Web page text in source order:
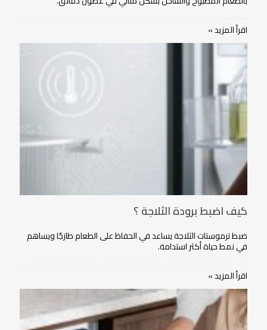
اقرأ المزيد »
كيف اضبط برودة الثلاجة ؟
ضبط ترموستات الثلاجة يساعد في الحفاظ على الطعام طازجًا ويساهم
في نمط حياة أكثر استدامة.
اقرأ المزيد »